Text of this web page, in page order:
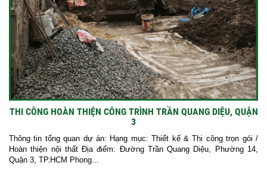
THI CÔNG HOÀN THIỆN CÔNG TRÌNH TRẦN QUANG DIỆU, QUẬN
3
Thông tin tổng quan dự án: Hạng mục: Thiết kế & Thi công trọn gói /
Hoàn thiện nội thất Địa điểm: Đường Trần Quang Diệu, Phường 14,
Quận 3, TP.HCM Phong...